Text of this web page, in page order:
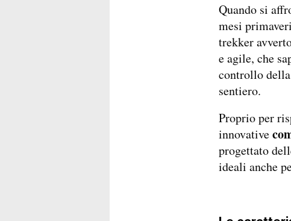
Quando si
mesi
trekker
e agile, che
controllo
sentiero.
Proprio per
innovative
progettato
ideali anche